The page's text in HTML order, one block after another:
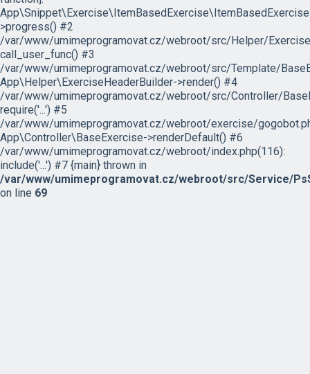
>progress() #2
/var/www/umimeprogramovat.cz/webroot/src/Helper/
call_user_func() #3
/var/www/umimeprogramovat.cz/webroot/src/Template/
App\Helper\ExerciseHeaderBuilder->render() #4
/var/www/umimeprogramovat.cz/webroot/src/Controller/
require('...') #5
/var/www/umimeprogramovat.cz/webroot/exercise/
App\Controller\BaseExercise->renderDefault() #6
/var/www/umimeprogramovat.cz/webroot/index.php(116):
include('...') #7 {main} thrown in
/var/www/umimeprogramovat.cz/webroot/src/Service/
on line 69